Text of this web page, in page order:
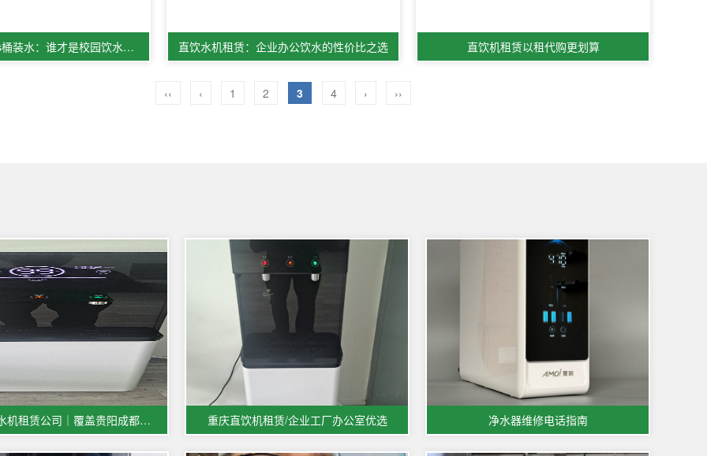
直饮水机租赁vs桶装水：谁才是校园饮水的最优解 直饮水机租赁：企业办公饮水的性价比之选 直饮机租赁以租代购更划算
‹‹ ‹ 1 2 3 4 › ››
重庆直饮水机租赁公司｜覆盖贵阳成都宜宾多城市商用饮水服务 重庆直饮机租赁/企业工厂办公室优选 净水器维修电话指南